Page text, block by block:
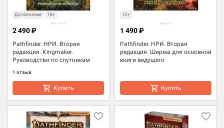
Дополнение 18+
Pathfinder. НРИ. Вторая
редакция. Kingmaker.
Руководство по спутникам
1 отзыв
2 490 ₽
Купить
12+
Pathfinder. НРИ. Вторая
редакция. Ширма для основной
книги ведущего
1 490 ₽
Купить